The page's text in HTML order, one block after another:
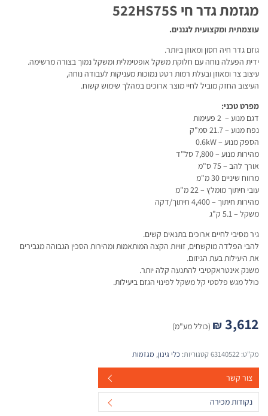
מגזמת גדר חי 522HS75S
עוצמתית ומקצועית לגננים.
גוזם גדר חיה חסון ומאוזן ביותר.
ידית הפעלה נוחה עם חלוקת משקל אופטימלית ומשקל נמוך בצורה מרשימה.
עיצוב צר ומאוזן ובעלת רמות רטט נמוכות מעניקות לעבודה נוחה,
העיצוב החזק מוביל לחיי מוצר ארוכים במהלך שימוש קשוח.
מפרט טכני:
דגם מנוע – 2 פעימות
נפח מנוע – 21.7 סמ"ק
הספק מנוע – 0.6kW
מהירות מנוע – 7,800 סל"ד
אורך להב – 75 ס"מ
מרווח שיניים 30 מ"מ
עובי חיתוך מומלץ – 22 מ"מ
מהירות חיתוך – 4,400 חיתוך/דקה
משקל – 5.1 ק"ג
גיר מסיבי לחיים ארוכים בתנאים קשים.
להבי הפלדה מוקשחים, זוויות הקצה המותאמות ומהירות הסכין הגבוהה מגבירים
את היעילות בעת הגיזום.
משנק אינטראקטיבי להתנעה קלה יותר.
כולל מגש פלסטי קל משקל לפינוי הגזם ביעילות.
₪3,612 (כולל מע"מ)
מק"ט: 63140522קטגוריות: כלי גינון, מגזמות
צור קשר
נקודות מכירה